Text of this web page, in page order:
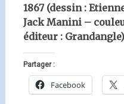
1867 (dessin :
Jack Manini –
éditeur : Grandangle)
Partager :
Facebook